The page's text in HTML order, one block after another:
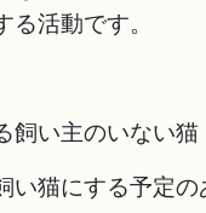
活動です。
飼い主のいない猫
猫にする予定の